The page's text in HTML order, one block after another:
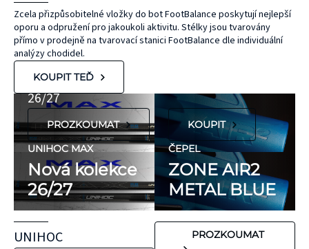
Zcela přizpůsobitelné vložky do bot FootBalance poskytují nejlepší
oporu a odpružení pro jakoukoli aktivitu. Stélky jsou tvarovány
přímo v prodejně na tvarovací stanici FootBalance dle individuální
analýzy chodidel.
KOUPIT TEĎ
UNIHOC
MAX
Nová kolekce
26/27
PROZKOUMAT
UNIHOC MAX
Nová kolekce
26/27
UNIHOC
ČEPEL
ZONE
KOUPIT
ČEPEL
ZONE AIR2
METAL BLUE
PROZKOUMAT
FLORBALOVÉ HOLE
UNIHOC
CARBSKIN
bez latexu a
přírodního
hypoalergenní,
neobsahují latex
ani přírodní
kaučuk. Obsahují
minimum
potenciálně
nežádoucích látek,
které mohou
vyvolat alergické